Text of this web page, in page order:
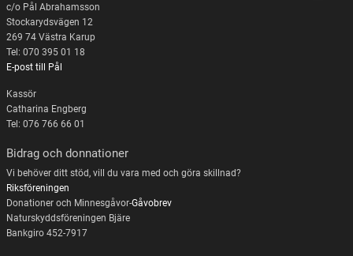
c/o Pål Abrahamsson
Stockarydsvägen 12
269 74 Västra Karup
Tel: 070 395 01 18
E-post till Pål
Kassör
Catharina Engberg
Tel: 076 766 66 01
Bidrag och donnationer
Vi behöver ditt stöd, vill du vara med och göra skillnad?
Riksföreningen
Donationer och Minnesgåvor-Gåvobrev
Naturskyddsföreningen Bjäre
Bankgiro 452-7917